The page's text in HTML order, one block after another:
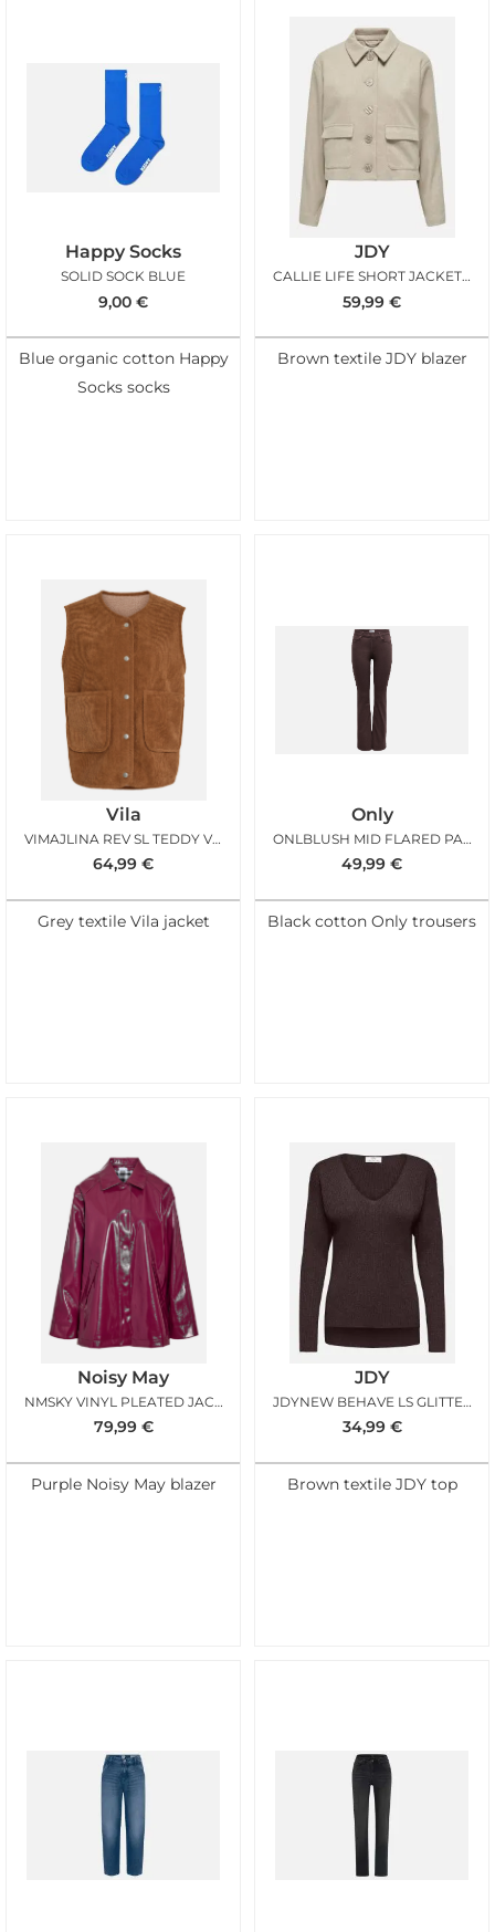
Happy Socks
SOLID SOCK BLUE
9,00 €
Blue organic cotton Happy
Socks socks
JDY
CALLIE LIFE SHORT JACKET INCENSE
59,99 €
Brown textile JDY blazer
Vila
VIMAJLINA REV SL TEDDY VEST BIRCH NUTHATCH
64,99 €
Grey textile Vila jacket
Only
ONLBLUSH MID FLARED PANT BLACK COFFEE L30
49,99 €
Black cotton Only trousers
Noisy May
NMSKY VINYL PLEATED JACKET FIG
79,99 €
Purple Noisy May blazer
JDY
JDYNEW BEHAVE LS GLITTER PULLOVER CHOCOLATE BROWN
34,99 €
Brown textile JDY top